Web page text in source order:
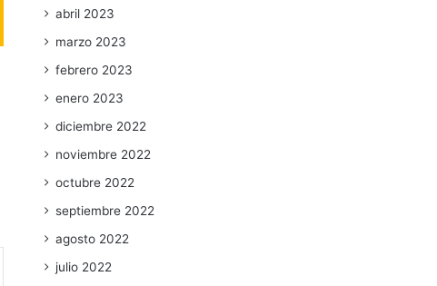
abril 2023
marzo 2023
febrero 2023
enero 2023
diciembre 2022
noviembre 2022
octubre 2022
septiembre 2022
agosto 2022
julio 2022